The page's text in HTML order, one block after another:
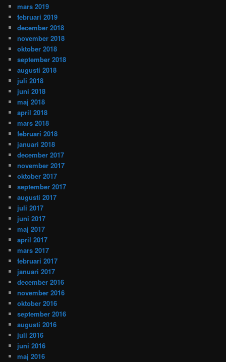
mars 2019
februari 2019
december 2018
november 2018
oktober 2018
september 2018
augusti 2018
juli 2018
juni 2018
maj 2018
april 2018
mars 2018
februari 2018
januari 2018
december 2017
november 2017
oktober 2017
september 2017
augusti 2017
juli 2017
juni 2017
maj 2017
april 2017
mars 2017
februari 2017
januari 2017
december 2016
november 2016
oktober 2016
september 2016
augusti 2016
juli 2016
juni 2016
maj 2016